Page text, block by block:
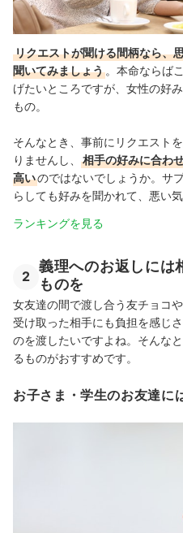
リクエストが聞ける間柄なら、
聞いてみましょう 。本命ならば
げたいところですが、女性の好
もの。
そんなとき、事前にリクエスト
りませんし、
相手の好みに合わ
高いのではないでしょうか。サ
らしても好みを聞かれて、悪い
ランキングを見る
2
義理へのお返しには
ものを
女友達の間で渡し合う友チョコ
受け取った相手にも負担を感じ
のを渡したいですよね。そんな
るものがおすすめです。
お子さま・学生のお友達に